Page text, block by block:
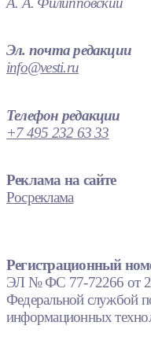
Эл. почта редакции
info@vesti.ru
Телефон редакции
+7 495 232 63 33
Реклама на сайте
Росреклама
Регистрационный
ЭЛ № ФС 77-72266 от
Федеральной службой
информационных